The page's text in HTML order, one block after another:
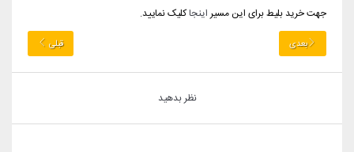
جهت خرید بلیط برای این مسیراینجاکلیک نمایید.
بعدی قبلی
نظر بدهید